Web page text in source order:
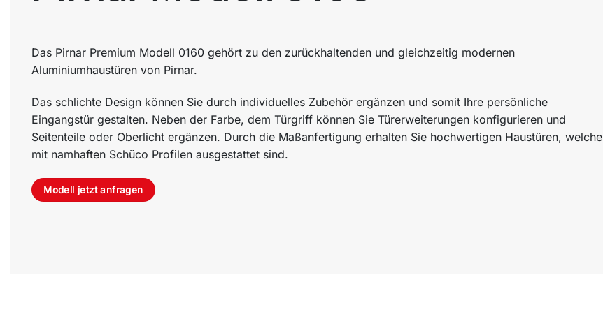
Das Pirnar Premium Modell 0160 gehört zu den zurückhaltenden und gleichzeitig modernen
Aluminiumhaustüren von Pirnar.
Das schlichte Design können Sie durch individuelles Zubehör ergänzen und somit Ihre persönliche
Eingangstür gestalten. Neben der Farbe, dem Türgriff können Sie Türerweiterungen konfigurieren und
Seitenteile oder Oberlicht ergänzen. Durch die Maßanfertigung erhalten Sie hochwertigen Haustüren, welche
mit namhaften Schüco Profilen ausgestattet sind.
Modell jetzt anfragen